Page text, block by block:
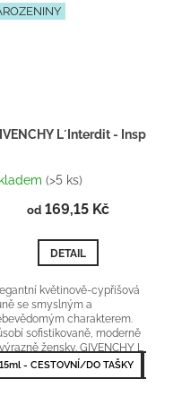
L´Interdit -
hodnocení
je
z
5
(>5 ks)
od 169,15 Kč
DETAIL
květinově-cypřišová
se smyslným a
charakterem.
sofistikovaně, moderně
žensky. GIVENCHY L
orientační...
15ml - CESTOVNÍ/DO TAŠKY